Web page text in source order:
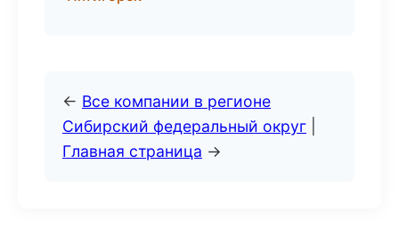
← Все компании в регионе
Сибирский федеральный округ
Главная страница →